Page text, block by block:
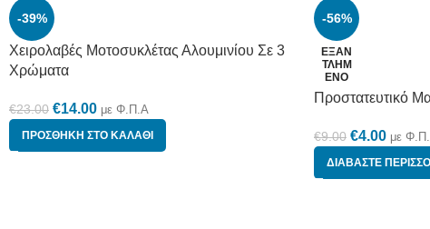
-39%
Χειρολαβές Μοτοσυκλέτας Αλουμινίου Σε 3
Χρώματα
€23.00 €14.00 με Φ.Π.Α
ΠΡΟΣΘΉΚΗ ΣΤΟ ΚΑΛΆΘΙ
-56%
ΕΞΑΝ
ΤΛΗΜ
ΈΝΟ
Προστατευτικό
€9.00 €4.00 με
ΔΙΑΒΆΣΤΕ